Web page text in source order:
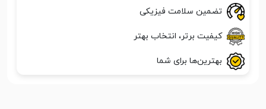
تضمین سلامت فیزیکی
کیفیت برتر، انتخاب بهتر
بهترین‌ها برای شما